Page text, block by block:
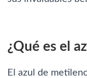
¿Qué es el
El azul de